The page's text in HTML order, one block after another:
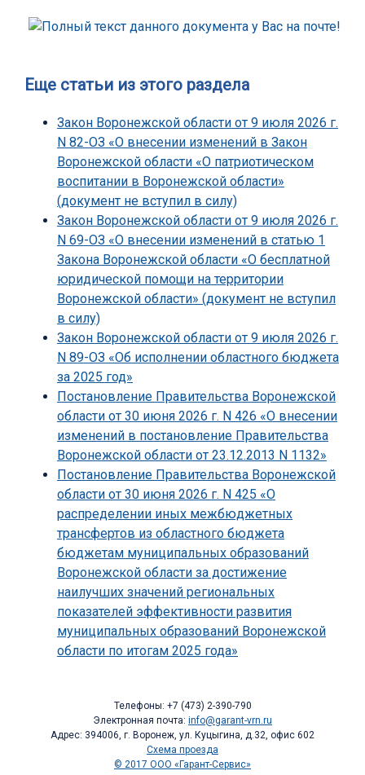
Еще статьи из этого раздела
Закон Воронежской области от 9 июля 2026 г.
N 82-ОЗ «О внесении изменений в Закон
Воронежской области «О патриотическом
воспитании в Воронежской области»
(документ не вступил в силу)
Закон Воронежской области от 9 июля 2026 г.
N 69-ОЗ «О внесении изменений в статью 1
Закона Воронежской области «О бесплатной
юридической помощи на территории
Воронежской области» (документ не вступил
в силу)
Закон Воронежской области от 9 июля 2026 г.
N 89-ОЗ «Об исполнении областного бюджета
за 2025 год»
Постановление Правительства Воронежской
области от 30 июня 2026 г. N 426 «О внесении
изменений в постановление Правительства
Воронежской области от 23.12.2013 N 1132»
Постановление Правительства Воронежской
области от 30 июня 2026 г. N 425 «О
распределении иных межбюджетных
трансфертов из областного бюджета
бюджетам муниципальных образований
Воронежской области за достижение
наилучших значений региональных
показателей эффективности развития
муниципальных образований Воронежской
области по итогам 2025 года»
Телефоны: +7 (473) 2-390-790
Электронная почта: info@garant-vrn.ru
Адрес: 394006, г. Воронеж, ул. Куцыгина, д.32, офис 602
Схема проезда
© 2017 ООО «Гарант-Сервис»